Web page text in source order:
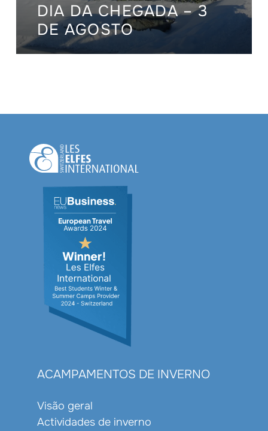
DIA DA CHEGADA – 3
DE AGOSTO
ACAMPAMENTOS DE INVERNO
Visão geral
Actividades de inverno